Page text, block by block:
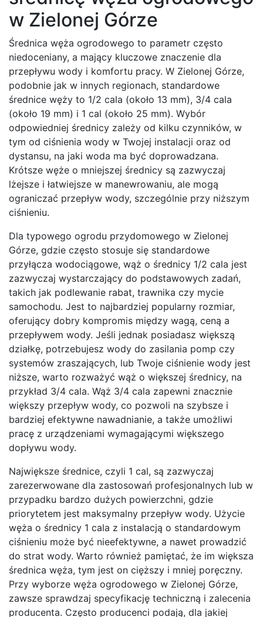
w Zielonej Górze
Średnica węża ogrodowego to parametr często
niedoceniany, a mający kluczowe znaczenie dla
przepływu wody i komfortu pracy. W Zielonej Górze,
podobnie jak w innych regionach, standardowe
średnice węży to 1/2 cala (około 13 mm), 3/4 cala
(około 19 mm) i 1 cal (około 25 mm). Wybór
odpowiedniej średnicy zależy od kilku czynników, w
tym od ciśnienia wody w Twojej instalacji oraz od
dystansu, na jaki woda ma być doprowadzana.
Krótsze węże o mniejszej średnicy są zazwyczaj
lżejsze i łatwiejsze w manewrowaniu, ale mogą
ograniczać przepływ wody, szczególnie przy niższym
ciśnieniu.
Dla typowego ogrodu przydomowego w Zielonej
Górze, gdzie często stosuje się standardowe
przyłącza wodociągowe, wąż o średnicy 1/2 cala jest
zazwyczaj wystarczający do podstawowych zadań,
takich jak podlewanie rabat, trawnika czy mycie
samochodu. Jest to najbardziej popularny rozmiar,
oferujący dobry kompromis między wagą, ceną a
przepływem wody. Jeśli jednak posiadasz większą
działkę, potrzebujesz wody do zasilania pomp czy
systemów zraszających, lub Twoje ciśnienie wody jest
niższe, warto rozważyć wąż o większej średnicy, na
przykład 3/4 cala. Wąż 3/4 cala zapewni znacznie
większy przepływ wody, co pozwoli na szybsze i
bardziej efektywne nawadnianie, a także umożliwi
pracę z urządzeniami wymagającymi większego
dopływu wody.
Największe średnice, czyli 1 cal, są zazwyczaj
zarezerwowane dla zastosowań profesjonalnych lub w
przypadku bardzo dużych powierzchni, gdzie
priorytetem jest maksymalny przepływ wody. Użycie
węża o średnicy 1 cala z instalacją o standardowym
ciśnieniu może być nieefektywne, a nawet prowadzić
do strat wody. Warto również pamiętać, że im większa
średnica węża, tym jest on cięższy i mniej poręczny.
Przy wyborze węża ogrodowego w Zielonej Górze,
zawsze sprawdzaj specyfikację techniczną i zalecenia
producenta. Często producenci podają, dla jakiej